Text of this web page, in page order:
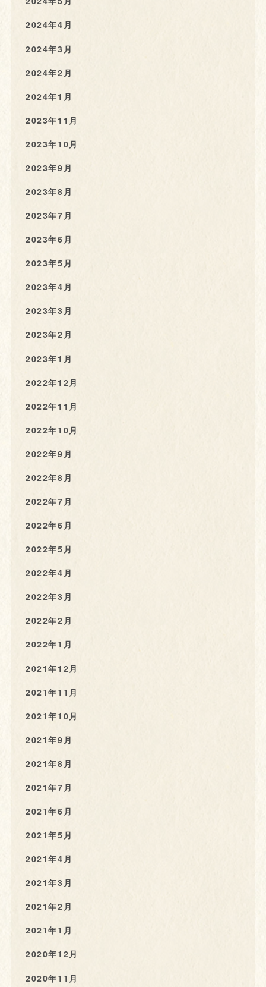
2024年4月
2024年3月
2024年2月
2024年1月
2023年11月
2023年10月
2023年9月
2023年8月
2023年7月
2023年6月
2023年5月
2023年4月
2023年3月
2023年2月
2023年1月
2022年12月
2022年11月
2022年10月
2022年9月
2022年8月
2022年7月
2022年6月
2022年5月
2022年4月
2022年3月
2022年2月
2022年1月
2021年12月
2021年11月
2021年10月
2021年9月
2021年8月
2021年7月
2021年6月
2021年5月
2021年4月
2021年3月
2021年2月
2021年1月
2020年12月
2020年11月